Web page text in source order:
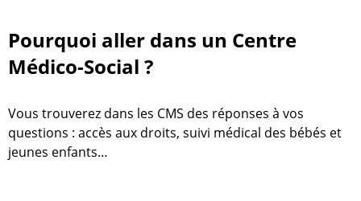
Pourquoi aller dans un Centre
Médico-Social ?
Vous trouverez dans les CMS des réponses à vos
questions : accès aux droits, suivi médical des bébés et
jeunes enfants…